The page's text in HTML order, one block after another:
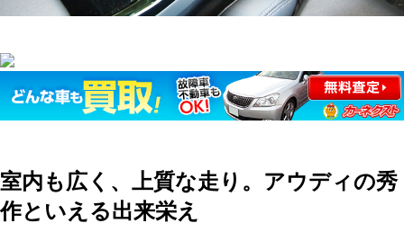
室内も広く、上質な走り。アウディの秀
作といえる出来栄え